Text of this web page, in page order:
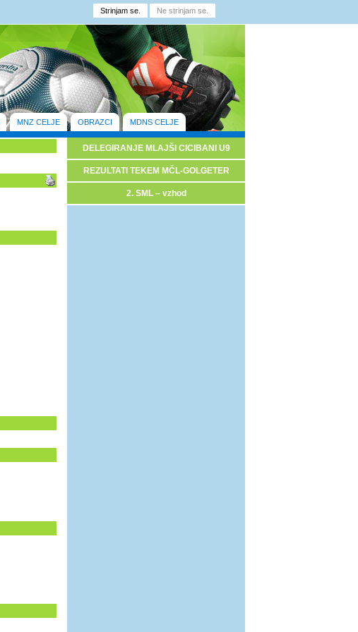
MNZ CELJE OBRAZCI MDNS CELJE
DELEGIRANJE MLAJŠI CICIBANI U9
REZULTATI TEKEM MČL-GOLGETER
2. SML – vzhod